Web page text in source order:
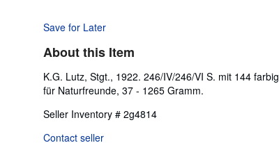
Save for Later
About this Item
K.G. Lutz, Stgt., 1922. 246/IV/246/VI S. mit 144
für Naturfreunde, 37 - 1265 Gramm.
Seller Inventory # 2g4814
Contact seller